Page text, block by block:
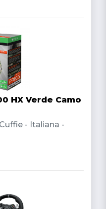
HX Verde Camo
- Italiana -